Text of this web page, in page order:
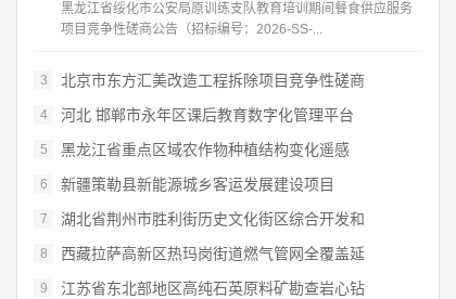
黑龙江省绥化市公安局原训练支队教育培训期间餐食供应服务
项目竞争性磋商公告（招标编号：2026‑SS‑...
3 北京市东方汇美改造工程拆除项目竞争性磋商
4 河北 邯郸市永年区课后教育数字化管理平台
5 黑龙江省重点区域农作物种植结构变化遥感
6 新疆策勒县新能源城乡客运发展建设项目
7 湖北省荆州市胜利街历史文化街区综合开发和
8 西藏拉萨高新区热玛岗街道燃气管网全覆盖延
9 江苏省东北部地区高纯石英原料矿勘查岩心钻